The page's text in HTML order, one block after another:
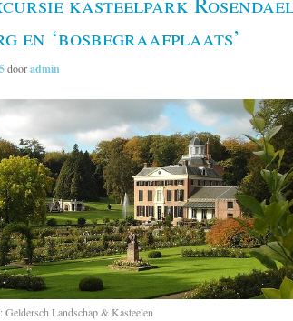
en ‘bosbegraafplaats’
dooradmin
Geldersch Landschap & Kasteelen